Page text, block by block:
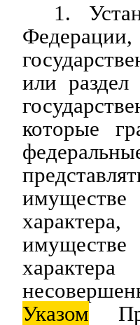
1.
или
которые
имуществе
имуществе
Указом